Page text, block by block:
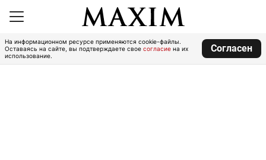
На информационном ресурсе применяются cookie-файлы.
Оставаясь на сайте, вы подтверждаете свое согласие на их
использование.
Согласен